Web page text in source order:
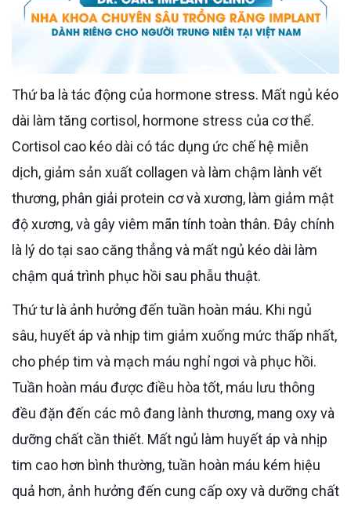
Thứ ba là tác động của hormone stress. Mất ngủ kéo
dài làm tăng cortisol, hormone stress của cơ thể.
Cortisol cao kéo dài có tác dụng ức chế hệ miễn
dịch, giảm sản xuất collagen và làm chậm lành vết
thương, phân giải protein cơ và xương, làm giảm mật
độ xương, và gây viêm mãn tính toàn thân. Đây chính
là lý do tại sao căng thẳng và mất ngủ kéo dài làm
chậm quá trình phục hồi sau phẫu thuật.
Thứ tư là ảnh hưởng đến tuần hoàn máu. Khi ngủ
sâu, huyết áp và nhịp tim giảm xuống mức thấp nhất,
cho phép tim và mạch máu nghỉ ngơi và phục hồi.
Tuần hoàn máu được điều hòa tốt, máu lưu thông
đều đặn đến các mô đang lành thương, mang oxy và
dưỡng chất cần thiết. Mất ngủ làm huyết áp và nhịp
tim cao hơn bình thường, tuần hoàn máu kém hiệu
quả hơn, ảnh hưởng đến cung cấp oxy và dưỡng chất